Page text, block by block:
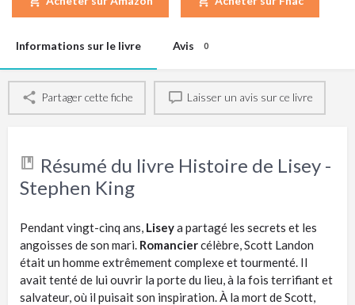
Informations sur le livre Avis 0
Partager cette fiche Laisser un avis sur ce livre
Résumé du livre Histoire de Lisey -
Stephen King
Pendant vingt-cinq ans, Liseya partagé les secrets et les
angoisses de son mari. Romanciercélèbre, Scott Landon
était un homme extrêmement complexe et tourmenté. Il
avait tenté de lui ouvrir la porte du lieu, à la fois terrifiant et
salvateur, où il puisait son inspiration. À la mort de Scott,